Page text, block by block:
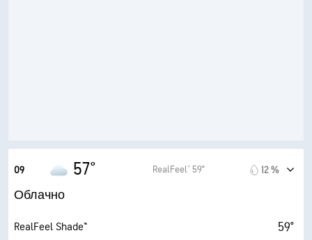
Высота облаков 4400 фт
09 57° RealFeel® 59° 12 %
Облачно
RealFeel Shade™ 59°